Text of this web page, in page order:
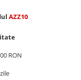
AZZ10
RON